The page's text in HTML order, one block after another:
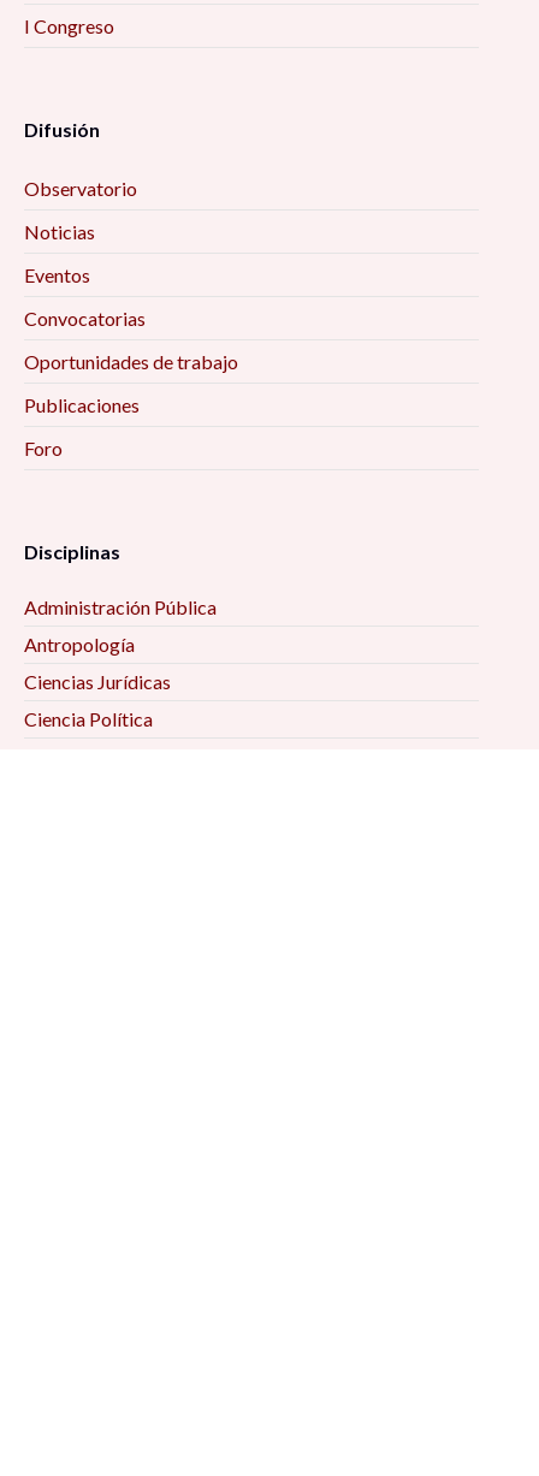
I Congreso
Difusión
Observatorio
Noticias
Eventos
Convocatorias
Oportunidades de trabajo
Publicaciones
Foro
Disciplinas
Administración Pública
Antropología
Ciencias Jurídicas
Ciencia Política